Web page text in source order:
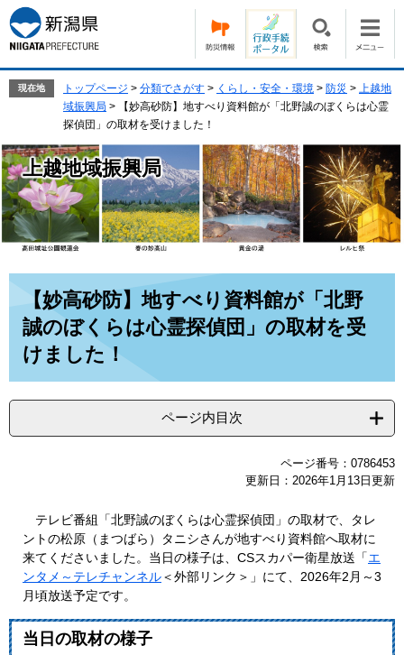
ー
ジ
の
す。
ニ
ュ
ー
し
て
本
文
へ
現在地 トップページ > 分類でさがす > くらし・安全・環境 > 防災 > 上越地
域振興局 >
【妙高砂防】地すべり資料館が「北野誠のぼくらは心霊
探偵団」の取材を受けました！
上越地域振興局
【妙高砂防】地すべり資料館が「北野
誠のぼくらは心霊探偵団」の取材を受
けました！
ページ内目次
ページ番号：0786453
更新日：2026年1月13日更新
テレビ番組「北野誠のぼくらは心霊探偵団」の取材で、タレ
ントの松原（まつばら）タニシさんが地すべり資料館へ取材に
来てくださいました。当日の様子は、CSスカパー衛星放送「エ
ンタメ～テレチャンネル＜外部リンク＞ 」にて、2026年2月～3
月頃放送予定です。
当日の取材の様子